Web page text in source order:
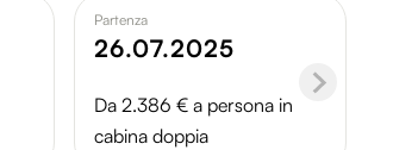
Partenza
26.07.2025
Da 2.386 € a persona in
cabina doppia